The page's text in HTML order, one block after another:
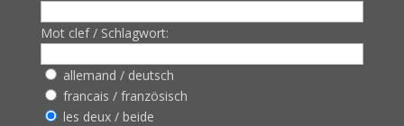
Mot clef / Schlagwort:
allemand / deutsch
francais / französisch
les deux / beide